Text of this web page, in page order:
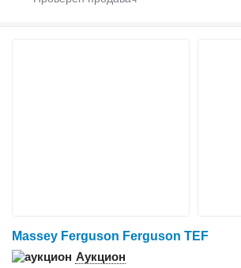
Massey Ferguson Ferguson TEF
Аукцион